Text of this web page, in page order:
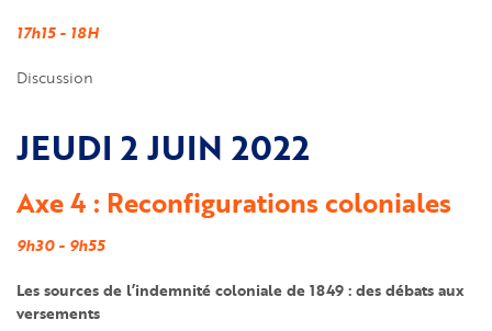
17h15 - 18H
Discussion
JEUDI 2 JUIN 2022
Axe 4 : Reconfigurations coloniales
9h30 - 9h55
Les sources de l’indemnité coloniale de 1849 : des débats aux
versements